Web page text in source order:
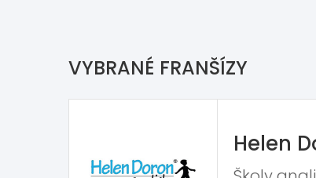
VYBRANÉ FRANŠÍZY
Helen